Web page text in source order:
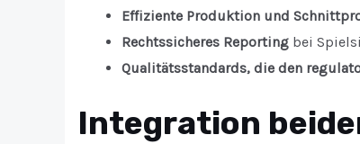
Effiziente Produktion und
Rechtssicheres Reporting bei
Qualitätsstandards, die den
Integration